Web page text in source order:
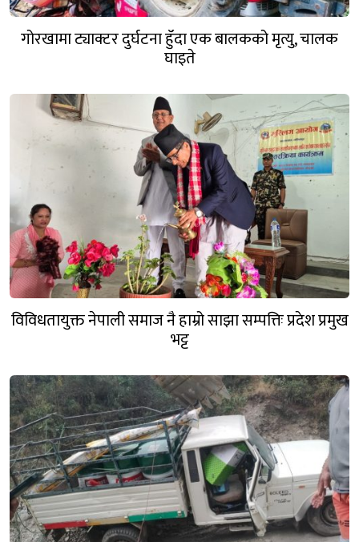
गोरखामा ट्याक्टर दुर्घटना हुँदा एक बालकको मृत्यु, चालक
घाइते
विविधतायुक्त नेपाली समाज नै हाम्रो साझा सम्पत्तिः प्रदेश प्रमुख
भट्ट